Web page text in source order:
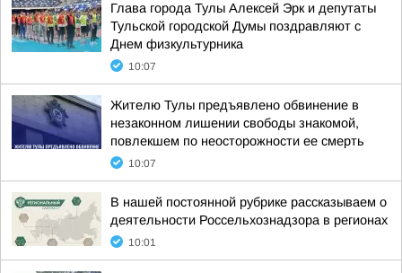
Глава города Тулы Алексей Эрк и депутаты
Тульской городской Думы поздравляют с
Днем физкультурника
10:07
Жителю Тулы предъявлено обвинение в
незаконном лишении свободы знакомой,
повлекшем по неосторожности ее смерть
10:07
В нашей постоянной рубрике рассказываем о
деятельности Россельхознадзора в регионах
10:01